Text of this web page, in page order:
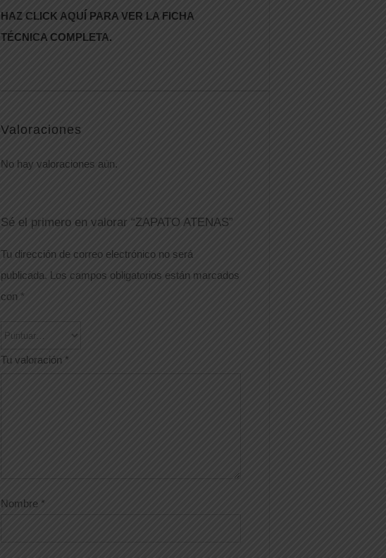
HAZ CLICK AQUÍ PARA VER LA FICHA
TÉCNICA COMPLETA.
Valoraciones
No hay valoraciones aún.
Sé el primero en valorar “ZAPATO ATENAS”
Tu dirección de correo electrónico no será
publicada.
Los campos obligatorios están marcados
con *
Tu valoración *
Nombre *